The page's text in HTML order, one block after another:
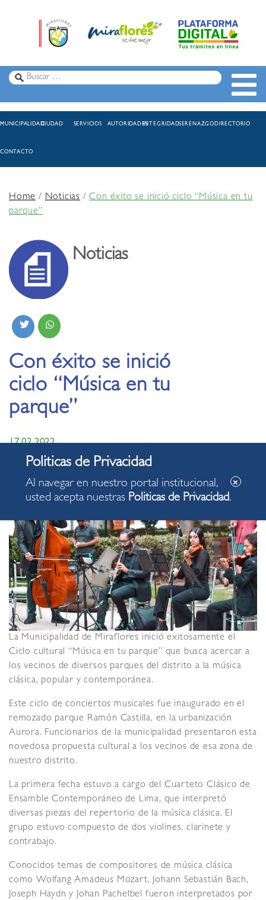
MUNICIPALIDADCIUDAD SERVICIOS AUTORIDADESINTEGRIDADSERENAZGODIRECTORIO
CONTACTO
Home/Noticias /Con éxito se inició ciclo “Música en tu
parque”
Noticias
Con éxito se inició
ciclo “Música en tu
parque”
17.02.2022
La Municipalidad de Miraflores inició exitosamente el
Ciclo cultural “Música en tu parque” que busca acercar a
los vecinos de diversos parques del distrito a la música
clásica, popular y contemporánea.
Este ciclo de conciertos musicales fue inaugurado en el
remozado parque Ramón Castilla, en la urbanización
Aurora. Funcionarios de la municipalidad presentaron esta
novedosa propuesta cultural a los vecinos de esa zona de
nuestro distrito.
La primera fecha estuvo a cargo del Cuarteto Clásico de
Ensamble Contemporáneo de Lima, que interpretó
diversas piezas del repertorio de la música clásica. El
grupo estuvo compuesto de dos violines, clarinete y
contrabajo.
Conocidos temas de compositores de música clásica
como Wolfang Amadeus Mozart, Johann Sebastián Bach,
Joseph Haydn y Johan Pachelbel fueron interpretados por
Al navegar en nuestro portal institucional,
usted acepta nuestras Politicas de Privacidad.